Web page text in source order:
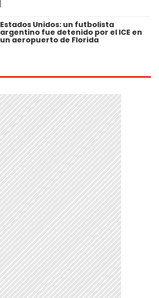
Estados Unidos: un futbolista
argentino fue detenido por el ICE en
un aeropuerto de Florida